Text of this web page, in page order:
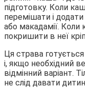
підготовку. Коли
перемішати і
або макадамії.
покришити в неї
Ця страва
і, якщо необхідний
відмінний варіант.
не слід давати